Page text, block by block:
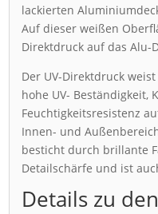
lackierten
Auf dieser weißen
Direktdruck auf das Alu-
Der UV-Direktdruck
hohe UV- Beständigkeit,
Feuchtigkeitsresistenz
Innen- und
besticht durch brillante
Detailschärfe und ist
Details zu